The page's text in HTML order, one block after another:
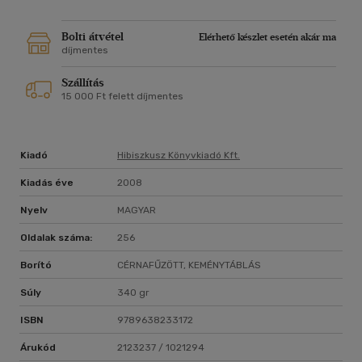
Bolti átvétel
Elérhető készlet esetén akár ma
díjmentes
Szállítás
15 000 Ft felett díjmentes
Kiadó Hibiszkusz Könyvkiadó Kft.
Kiadás éve 2008
Nyelv MAGYAR
Oldalak száma: 256
Borító CÉRNAFŰZÖTT, KEMÉNYTÁBLÁS
Súly 340 gr
ISBN 9789638233172
Árukód 2123237 / 1021294